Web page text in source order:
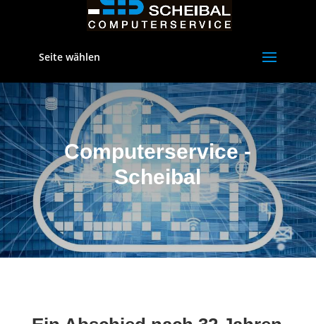
Seite wählen
Computerservice -
Scheibal